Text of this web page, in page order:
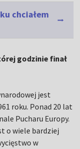
chciałem
godzinie finał
jest
roku. Ponad 20 lat
Pucharu Europy.
o wiele bardziej
w